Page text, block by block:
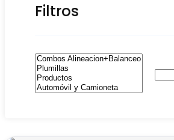
Filtros